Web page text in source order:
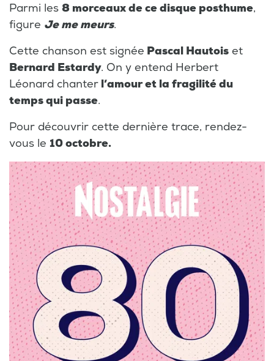
Parmi les 8 morceaux de ce disque posthume,
figure Je me meurs.
Cette chanson est signée Pascal Hautois et
Bernard Estardy. On y entend Herbert
Léonard chanter l’amour et la fragilité du
temps qui passe.
Pour découvrir cette dernière trace, rendez-
vous le 10 octobre.